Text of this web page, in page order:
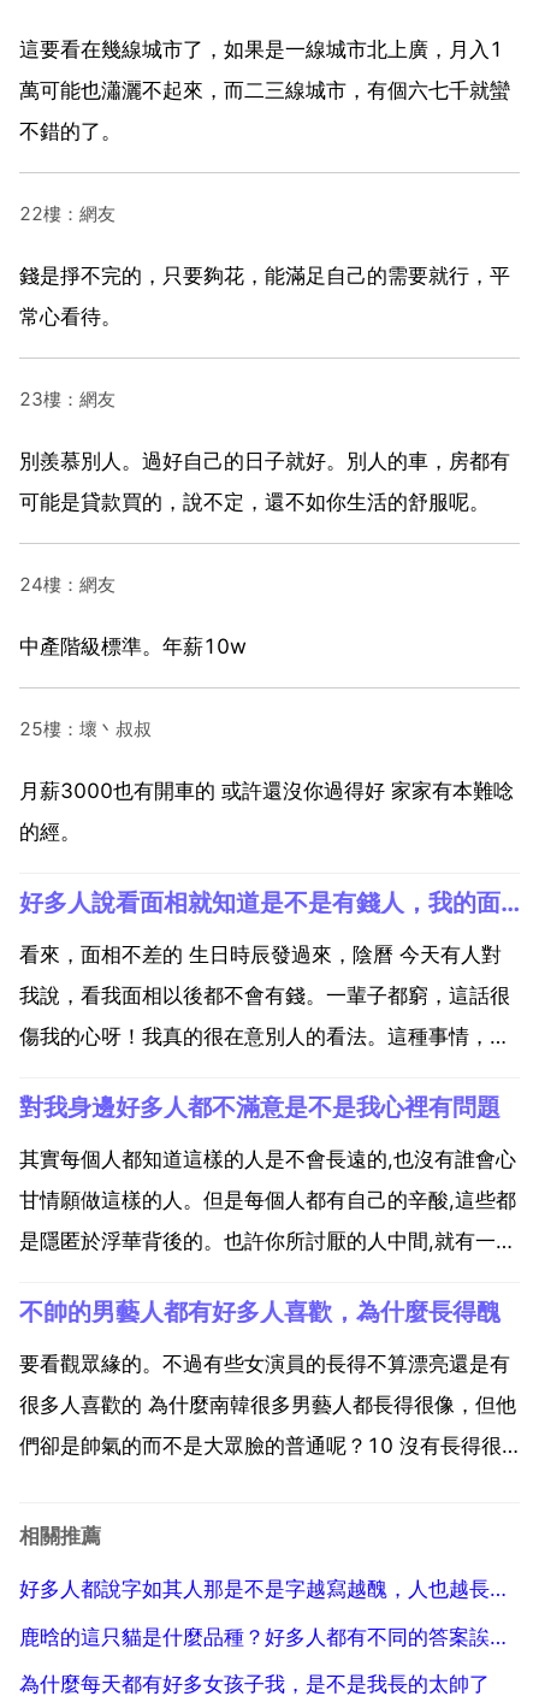
這要看在幾線城市了，如果是一線城市北上廣，月入1
萬可能也瀟灑不起來，而二三線城市，有個六七千就蠻
不錯的了。
22樓：網友
錢是掙不完的，只要夠花，能滿足自己的需要就行，平
常心看待。
23樓：網友
別羨慕別人。過好自己的日子就好。別人的車，房都有
可能是貸款買的，說不定，還不如你生活的舒服呢。
24樓：網友
中產階級標準。年薪10w
25樓：壞丶叔叔
月薪3000也有開車的 或許還沒你過得好 家家有本難唸
的經。
好多人說看面相就知道是不是有錢人，我的面相可能不好賺不了錢 求大神幫我看看
看來，面相不差的 生日時辰發過來，陰曆 今天有人對
我說，看我面相以後都不會有錢。一輩子都窮，這話很
傷我的心呀！我真的很在意別人的看法。這種事情，信
麼看不到自己的未來大富大貴而只會給人看相呢？按你
的方式努力的生活吧！加油 那就不要在意，在意了會傷
心會難過...
對我身邊好多人都不滿意是不是我心裡有問題
其實每個人都知道這樣的人是不會長遠的,也沒有誰會心
甘情願做這樣的人。但是每個人都有自己的辛酸,這些都
是隱匿於浮華背後的。也許你所討厭的人中間,就有一些
樣,做好自己就行了,只要別人不要觸犯到自己。不然自
己會活的很累 有一種厭世的心情,討厭身邊所有的人和
事...
不帥的男藝人都有好多人喜歡，為什麼長得醜
要看觀眾緣的。不過有些女演員的長得不算漂亮還是有
很多人喜歡的 為什麼南韓很多男藝人都長得很像，但他
們卻是帥氣的而不是大眾臉的普通呢？10 沒有長得很
人的臉。帥氣第一是身高都很高。第二衣著合體。三是
相關推薦
好多人都說字如其人那是不是字越寫越醜，人也越長越醜
鹿晗的這只貓是什麼品種？好多人都有不同的答案誒，到底是哪種呢
為什麼每天都有好多女孩子我，是不是我長的太帥了